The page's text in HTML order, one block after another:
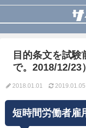
目的条文を試験
で。2018/12/23）
2018.01.01 2019.01.05
短時間労働者雇